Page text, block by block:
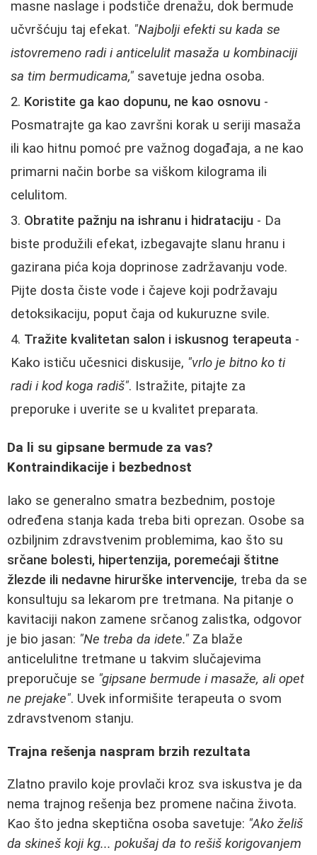
masne naslage i podstiče drenažu, dok bermude
učvršćuju taj efekat. "Najbolji efekti su kada se
istovremeno radi i anticelulit masaža u kombinaciji
sa tim bermudicama," savetuje jedna osoba.
Koristite ga kao dopunu, ne kao osnovu -
Posmatrajte ga kao završni korak u seriji masaža
ili kao hitnu pomoć pre važnog događaja, a ne kao
primarni način borbe sa viškom kilograma ili
celulitom.
Obratite pažnju na ishranu i hidrataciju - Da
biste produžili efekat, izbegavajte slanu hranu i
gazirana pića koja doprinose zadržavanju vode.
Pijte dosta čiste vode i čajeve koji podržavaju
detoksikaciju, poput čaja od kukuruzne svile.
Tražite kvalitetan salon i iskusnog terapeuta -
Kako ističu učesnici diskusije, "vrlo je bitno ko ti
radi i kod koga radiš". Istražite, pitajte za
preporuke i uverite se u kvalitet preparata.
Da li su gipsane bermude za vas?
Kontraindikacije i bezbednost
Iako se generalno smatra bezbednim, postoje
određena stanja kada treba biti oprezan. Osobe sa
ozbiljnim zdravstvenim problemima, kao što su
srčane bolesti, hipertenzija, poremećaji štitne
žlezde ili nedavne hirurške intervencije, treba da se
konsultuju sa lekarom pre tretmana. Na pitanje o
kavitaciji nakon zamene srčanog zalistka, odgovor
je bio jasan: "Ne treba da idete." Za blaže
anticelulitne tretmane u takvim slučajevima
preporučuje se "gipsane bermude i masaže, ali opet
ne prejake". Uvek informišite terapeuta o svom
zdravstvenom stanju.
Trajna rešenja naspram brzih rezultata
Zlatno pravilo koje provlači kroz sva iskustva je da
nema trajnog rešenja bez promene načina života.
Kao što jedna skeptična osoba savetuje: "Ako želiš
da skineš koji kg... pokušaj da to rešiš korigovanjem